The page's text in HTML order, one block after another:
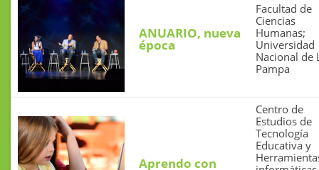
ANUARIO, nueva
época
Facultad de
Ciencias
Humanas;
Universidad
Nacional de
Pampa
Aprendo con
Centro de
Estudios de
Tecnología
Educativa y